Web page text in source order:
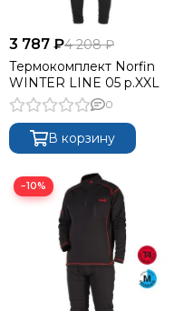
3 787 ₽4 208 ₽
Термокомплект Norfin
WINTER LINE 05 р.XXL
0
В корзину
−10%